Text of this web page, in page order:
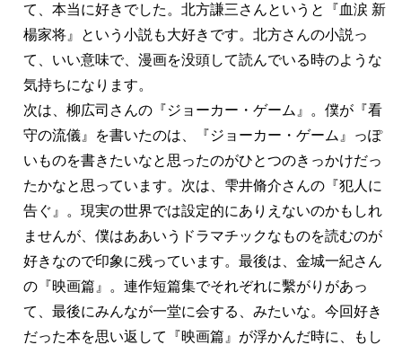
て、本当に好きでした。北方謙三さんというと『血涙 新
楊家将』という小説も大好きです。北方さんの小説っ
て、いい意味で、漫画を没頭して読んでいる時のような
気持ちになります。
次は、柳広司さんの『ジョーカー・ゲーム』。僕が『看
守の流儀』を書いたのは、『ジョーカー・ゲーム』っぽ
いものを書きたいなと思ったのがひとつのきっかけだっ
たかなと思っています。次は、雫井脩介さんの『犯人に
告ぐ』。現実の世界では設定的にありえないのかもしれ
ませんが、僕はああいうドラマチックなものを読むのが
好きなので印象に残っています。最後は、金城一紀さん
の『映画篇』。連作短篇集でそれぞれに繫がりがあっ
て、最後にみんなが一堂に会する、みたいな。今回好き
だった本を思い返して『映画篇』が浮かんだ時に、もし